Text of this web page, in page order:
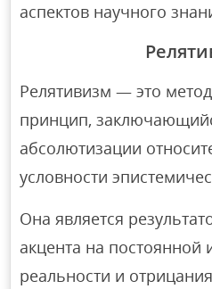
аспектов научного
Релятивизм — это
принцип,
абсолютизации
условности
Она является
акцента на постоянной
реальности и